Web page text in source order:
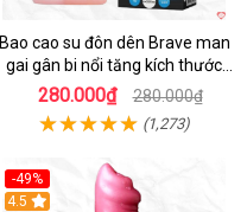
Bao cao su đôn dên Brave man
gai gân bi nổi tăng kích thước
kéo dài thời gian
280.000₫ 280.000₫
(1,273)
-49%
4.5